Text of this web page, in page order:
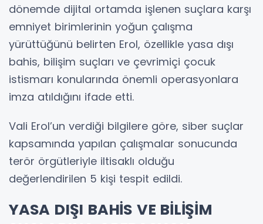
dönemde dijital ortamda işlenen suçlara karşı
emniyet birimlerinin yoğun çalışma
yürüttüğünü belirten Erol, özellikle yasa dışı
bahis, bilişim suçları ve çevrimiçi çocuk
istismarı konularında önemli operasyonlara
imza atıldığını ifade etti.
Vali Erol’un verdiği bilgilere göre, siber suçlar
kapsamında yapılan çalışmalar sonucunda
terör örgütleriyle iltisaklı olduğu
değerlendirilen 5 kişi tespit edildi.
YASA DIŞI BAHİS VE BİLİŞİM